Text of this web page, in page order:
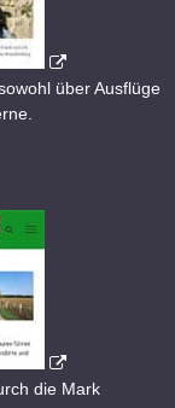
über Ausflüge
die Mark